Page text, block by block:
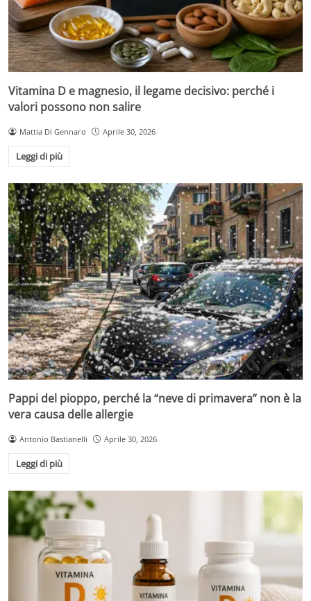
Vitamina D e magnesio, il legame decisivo: perché i
valori possono non salire
Mattia Di Gennaro Aprile 30, 2026
Leggi di più
Pappi del pioppo, perché la “neve di primavera” non è la
vera causa delle allergie
Antonio Bastianelli Aprile 30, 2026
Leggi di più